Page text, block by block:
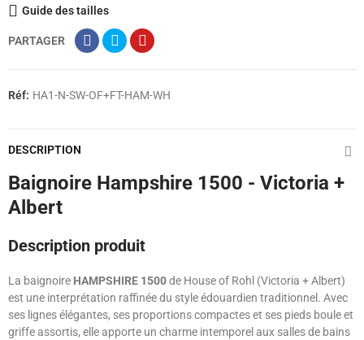
Guide des tailles
PARTAGER
Réf: HA1-N-SW-OF+FT-HAM-WH
DESCRIPTION
Baignoire Hampshire 1500 - Victoria +
Albert
Description produit
La baignoire HAMPSHIRE 1500de House of Rohl (Victoria + Albert)
est une interprétation raffinée du style édouardien traditionnel. Avec
ses lignes élégantes, ses proportions compactes et ses pieds boule et
griffe assortis, elle apporte un charme intemporel aux salles de bains